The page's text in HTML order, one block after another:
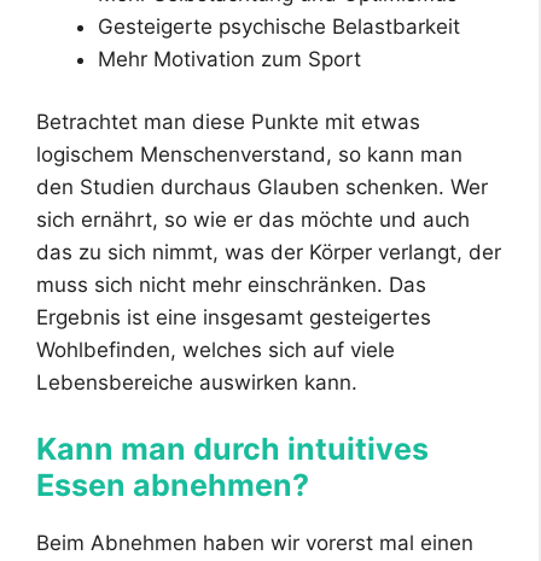
Gesteigerte psychische Belastbarkeit
Mehr Motivation zum Sport
Betrachtet man diese Punkte mit etwas
logischem Menschenverstand, so kann man
den Studien durchaus Glauben schenken. Wer
sich ernährt, so wie er das möchte und auch
das zu sich nimmt, was der Körper verlangt, der
muss sich nicht mehr einschränken. Das
Ergebnis ist eine insgesamt gesteigertes
Wohlbefinden, welches sich auf viele
Lebensbereiche auswirken kann.
Kann man durch intuitives
Essen abnehmen?
Beim Abnehmen haben wir vorerst mal einen